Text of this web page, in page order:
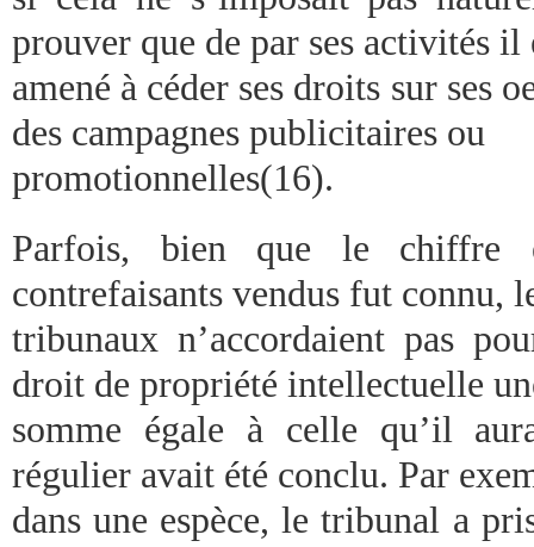
prouver que de par ses activités il
amené à céder ses droits sur ses
des campagnes publicitaires ou
promotionnelles(16).
Parfois, bien que le chiffre
contrefaisants vendus fut connu,
tribunaux n’accordaient pas
droit de propriété intellectuelle
somme égale à celle qu’il
régulier avait été conclu. Par
dans une espèce, le tribunal a